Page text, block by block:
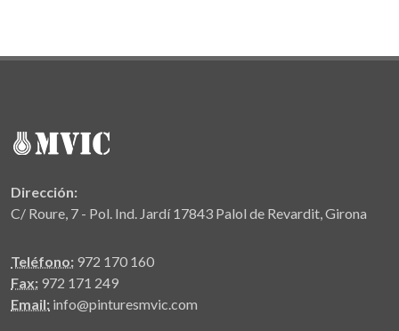
Dirección:
C/ Roure, 7 - Pol. Ind. Jardí 17843 Palol de Revardit, Girona
Teléfono: 972 170 160
Fax: 972 171 249
Email: info@pinturesmvic.com